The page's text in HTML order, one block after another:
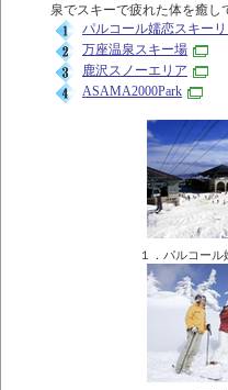
泉でスキーで疲れた体を癒し
パルコール嬬恋スキーリ
万座温泉スキー場
鹿沢スノーエリア
ASAMA2000Park
１．パルコー